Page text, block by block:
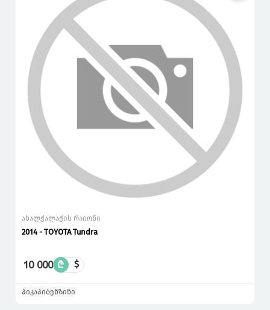
ახალქალაქის რაიონი
2014 - TOYOTA Tundra
10 000 ₾ $
პიკაპიბენზინი